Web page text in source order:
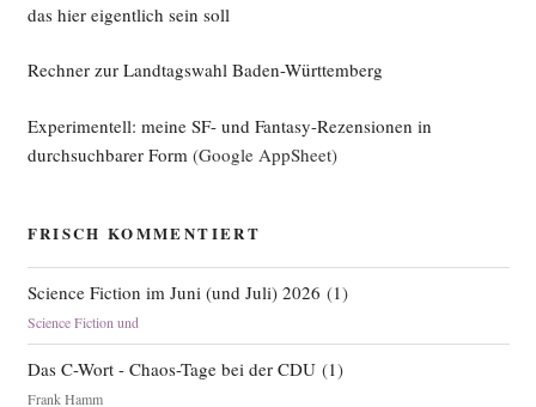
das hier eigentlich sein soll
Rechner zur Landtagswahl Baden-Württemberg
Experimentell: meine SF- und Fantasy-Rezensionen in
durchsuchbarer Form (Google AppSheet)
FRISCH KOMMENTIERT
Science Fiction im Juni (und Juli) 2026 (1)
Science Fiction und
Das C-Wort - Chaos-Tage bei der CDU(1)
Frank Hamm